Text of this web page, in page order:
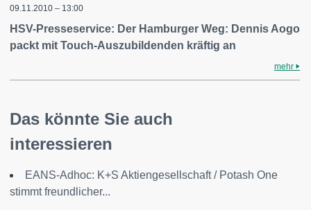
09.11.2010 – 13:00
HSV-Presseservice: Der Hamburger Weg: Dennis Aogo
packt mit Touch-Auszubildenden kräftig an
mehr
Das könnte Sie auch
interessieren
EANS-Adhoc: K+S Aktiengesellschaft / Potash One
stimmt freundlicher...